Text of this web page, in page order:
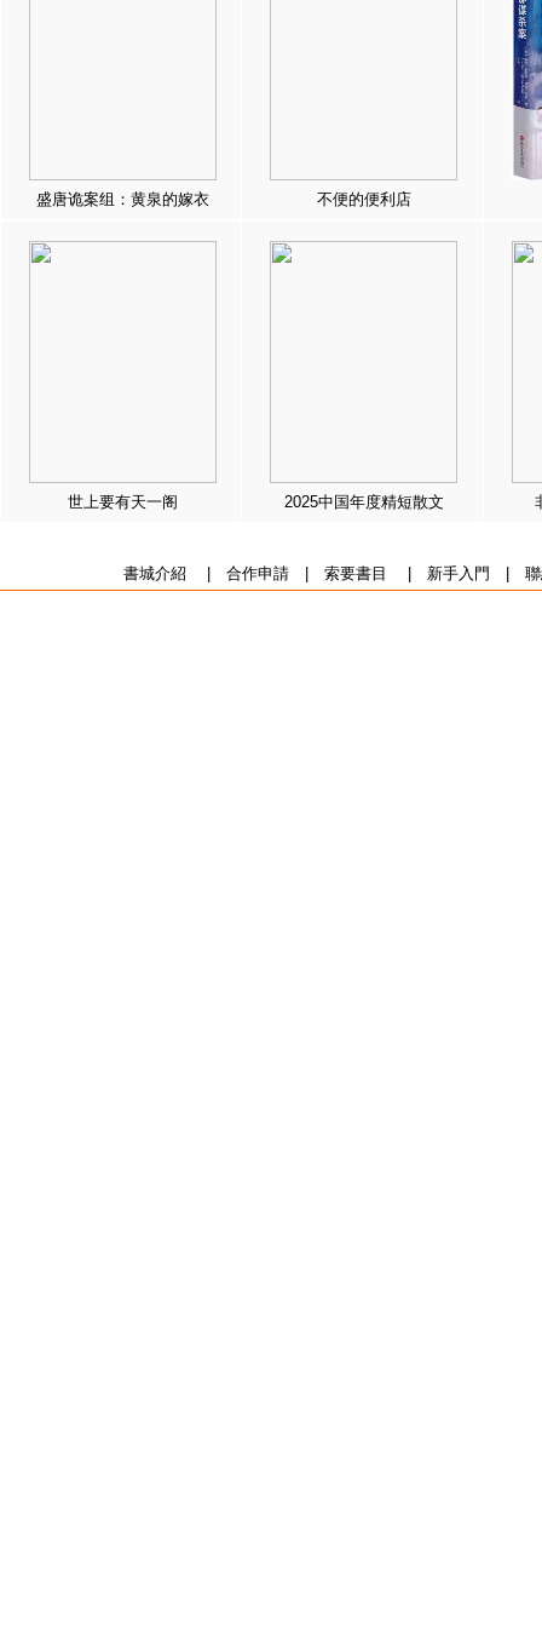
盛唐诡案组：黄泉的嫁衣 不便的便利店
世上要有天一阁 2025中国年度精短散文
書城介紹 合作申請| 索要書目 新手入門